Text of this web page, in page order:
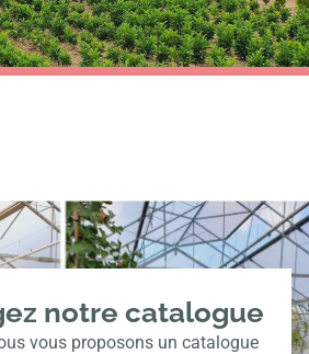
notre catalogue
vous proposons un catalogue